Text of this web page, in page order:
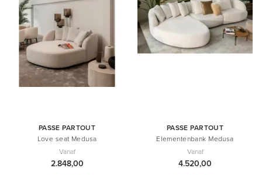
PASSE PARTOUT
Love seat Medusa
Vanaf
2.848,00
PASSE PARTOUT
Elementenbank Medusa
Vanaf
4.520,00